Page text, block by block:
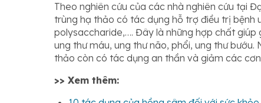
Theo nghiên cứu của các nhà nghiên cứu tại
trùng hạ thảo có tác dụng hỗ trợ điều trị
polysaccharide,…. Đây là những hợp chất
ung thư máu, ung thư não, phổi, ung thư
thảo còn có tác dụng an thần và giảm các
>> Xem thêm: